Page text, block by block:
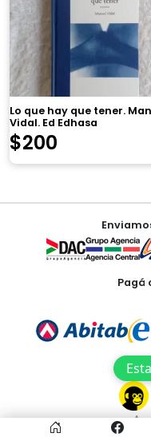
Lo que hay que tener.
Vidal. Ed Edhasa
$200
Navegación
entradas
Pagá
Tu
Agregá